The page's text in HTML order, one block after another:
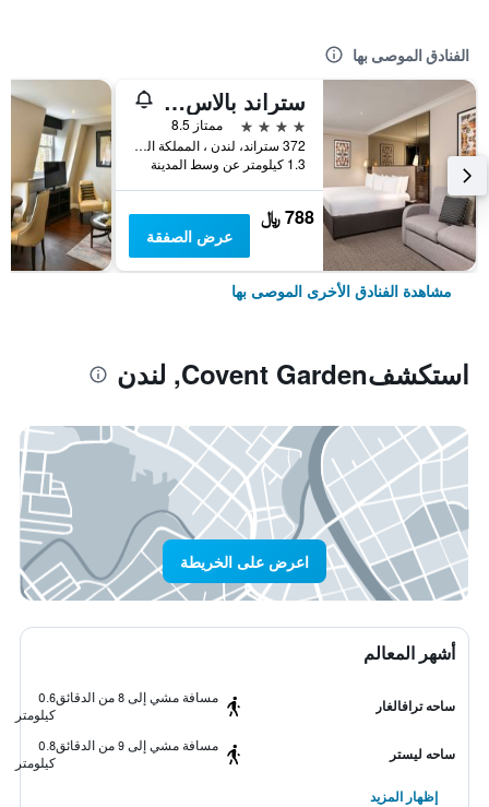
الفنادق الموصى بها
ستراند بالاس هوتل
4 نجوم
ممتاز 8.5
372 ستراند، لندن ، المملكة المتحدة, لندن, المملكة المتحدة
1.3 كيلومتر عن وسط المدينة
788 ﷼
عرض الصفقة
مشاهدة الفنادق الأخرى الموصى بها
استكشفCovent Garden, لندن
اعرض على الخريطة
أشهر المعالم
ساحه ترافالغار
مسافة مشي إلى 8 من الدقائق
0.6
كيلومتر
ساحه ليستر
مسافة مشي إلى 9 من الدقائق
0.8
كيلومتر
إظهار المزيد